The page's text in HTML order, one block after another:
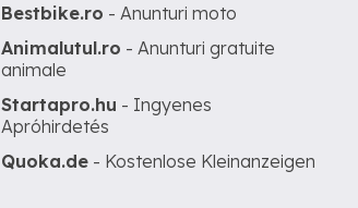
Bestbike.ro - Anunturi moto
Animalutul.ro - Anunturi gratuite
animale
Startapro.hu - Ingyenes
Apróhirdetés
Quoka.de - Kostenlose Kleinanzeigen